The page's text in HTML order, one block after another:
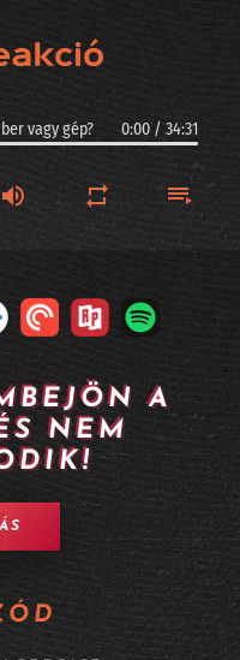
vagy gép? 0:00 / 34:31
269 - Kis magyar szuverenitás: ez a Racka - II. rész
268 - Kis magyar szuverenitás: ez a Racka - I. rész
267 - Argentinában jogi személyiséget kaphatnak az AI-vezette cégek?
265 - A Twitter alapítója kitalált egy MI alapú céges szervezetet
264 - Fújhatja-e a pápa az AI morális passzátszelét?
263 - Kik rejtőznek az AI kilenc maszkja mögött?
A
NEM